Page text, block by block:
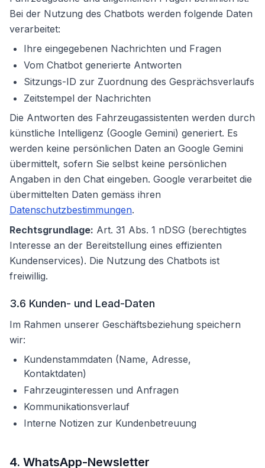
Bei der Nutzung des Chatbots werden folgende Daten
verarbeitet:
Ihre eingegebenen Nachrichten und Fragen
Vom Chatbot generierte Antworten
Sitzungs-ID zur Zuordnung des Gesprächsverlaufs
Zeitstempel der Nachrichten
Die Antworten des Fahrzeugassistenten werden durch
künstliche Intelligenz (Google Gemini) generiert. Es
werden keine persönlichen Daten an Google Gemini
übermittelt, sofern Sie selbst keine persönlichen
Angaben in den Chat eingeben. Google verarbeitet die
übermittelten Daten gemäss ihren
Datenschutzbestimmungen.
Rechtsgrundlage: Art. 31 Abs. 1 nDSG (berechtigtes
Interesse an der Bereitstellung eines effizienten
Kundenservices). Die Nutzung des Chatbots ist
freiwillig.
3.6 Kunden- und Lead-Daten
Im Rahmen unserer Geschäftsbeziehung speichern
wir:
Kundenstammdaten (Name, Adresse,
Kontaktdaten)
Fahrzeuginteressen und Anfragen
Kommunikationsverlauf
Interne Notizen zur Kundenbetreuung
4. WhatsApp-Newsletter